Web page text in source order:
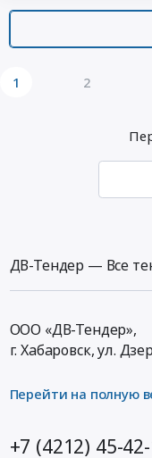
1 2
ДВ-Тендер — Все
ООО «ДВ-Тендер»,
г. Хабаровск,ул.
Перейти на полную
+7 (4212) 45-